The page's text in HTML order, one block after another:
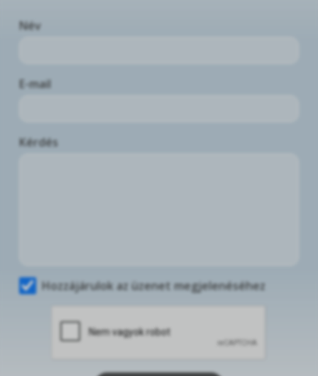
Név
E-mail
Kérdés
Hozzájárulok az üzenet megjelenéséhez